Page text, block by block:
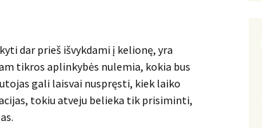
dar prieš išvykdami į kelionę, yra
tikros aplinkybės nulemia, kokia bus
gali laisvai nuspręsti, kiek laiko
tokiu atveju belieka tik prisiminti,